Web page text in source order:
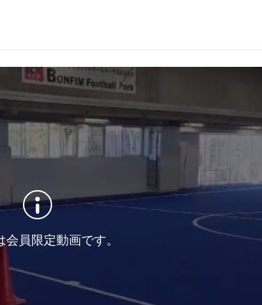
会員限定動画です。